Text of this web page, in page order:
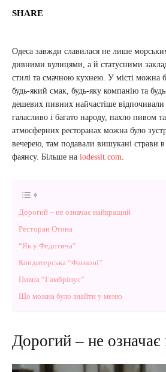
SHARE
Одеса завжди славилася не лише
дивними вулицями, а й статусними
стилі та смачною кухнею. У місті можна
будь-який смак, будь-яку компанію та
дешевих пивних найчастіше
галасливо і багато народу, пахло пивом
атмосферних ресторанах можна було
вечерею, там подавали вишукані страви
фаянсу. Більше на iodessit.com.
Дорогий – не означає найкращий
Ресторан Отона
“Як у Федотича”
Кондитерська “Фанконі”
Пивна “Гамбрінус”
Що можна було знайти у меню
Дорогий – не